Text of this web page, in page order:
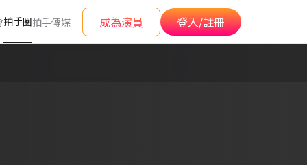
拍手圈拍手傳媒 成為演員 登入/註冊